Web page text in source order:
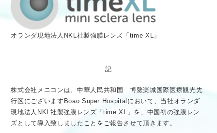
オランダ現地法人NKL社製強膜レンズ「time XL」
記
株式会社メニコンは、中華人民共和国 博鰲楽城国際医療観光先
行区にございますBoao Super Hospitalにおいて、当社オランダ
現地法人NKL社製強膜レンズ「time XL」を、中国初の強膜レン
ズとして導入致しましたことをご報告させて頂きます。